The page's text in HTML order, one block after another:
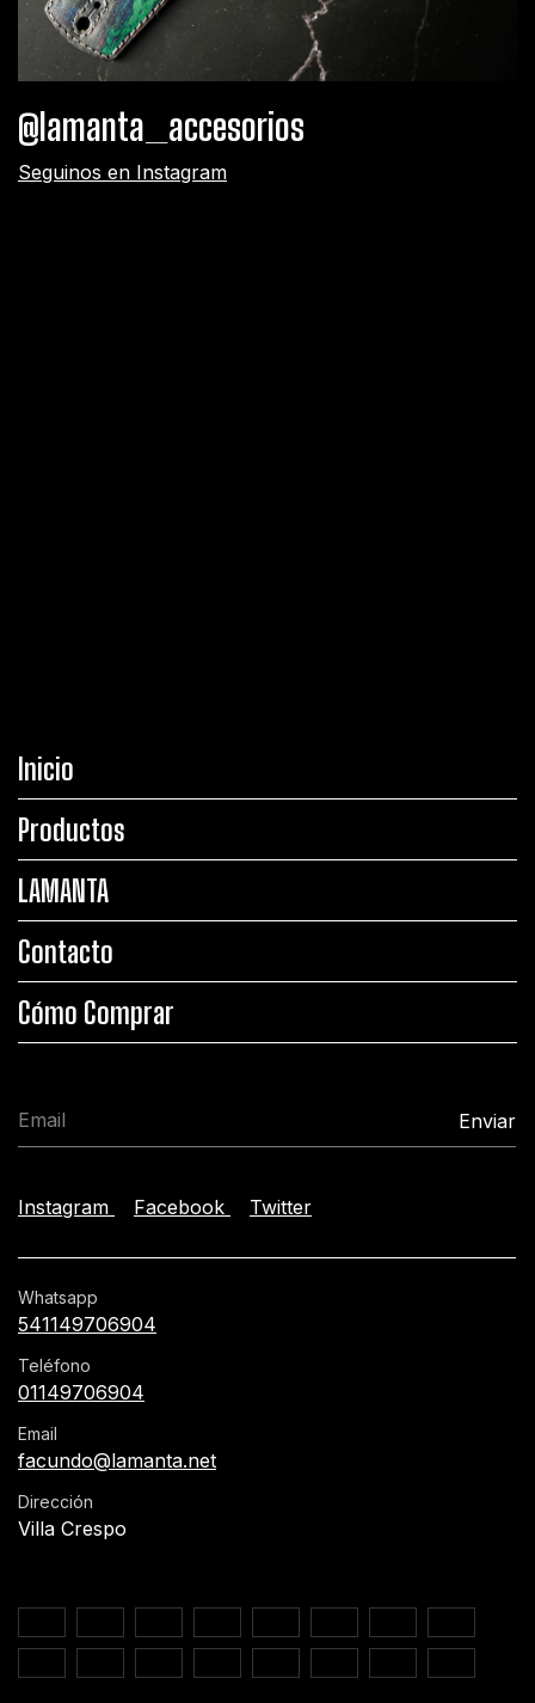
@lamanta_accesorios
Seguinos en Instagram
Inicio
Productos
LAMANTA
Contacto
Cómo Comprar
Instagram Facebook Twitter
Whatsapp
541149706904
Teléfono
01149706904
Email
facundo@lamanta.net
Dirección
Villa Crespo